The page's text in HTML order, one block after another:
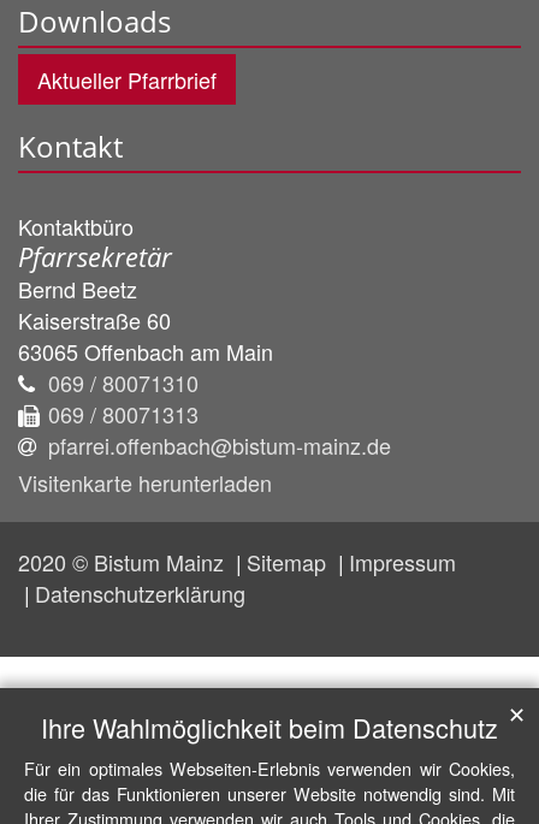
Downloads
Aktueller Pfarrbrief
Kontakt
Kontaktbüro
Pfarrsekretär
Bernd Beetz
Kaiserstraße 60
63065Offenbach am Main
069 / 80071310
069 / 80071313
pfarrei.offenbach@bistum-mainz.de
Visitenkarte herunterladen
2020 © Bistum Mainz Sitemap
Impressum
Datenschutzerklärung
Ihre Wahlmöglichkeit beim Datenschutz
Für ein optimales Webseiten-Erlebnis verwenden wir Cookies,
die für das Funktionieren unserer Website notwendig sind. Mit
Ihrer Zustimmung verwenden wir auch Tools und Cookies, die
✕